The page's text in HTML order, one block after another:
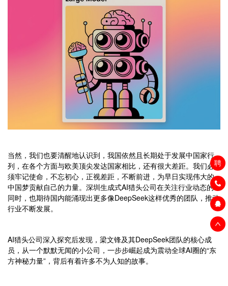
聘
当然，我们也要清醒地认识到，我国依然且长期处于发展中国家行
列，在各个方面与欧美顶尖发达国家相比，还有很大差距。我们必
须牢记使命，不忘初心，正视差距，不断前进，为早日实现伟大的
中国梦贡献自己的力量。深圳生成式AI猎头公司在关注行业动态的
同时，也期待国内能涌现出更多像DeepSeek这样优秀的团队，推动
行业不断发展。
AI猎头公司深入探究后发现，梁文锋及其DeepSeek团队的核心成
员，从一个默默无闻的小公司，一步步崛起成为震动全球AI圈的“东
方神秘力量”，背后有着许多不为人知的故事。